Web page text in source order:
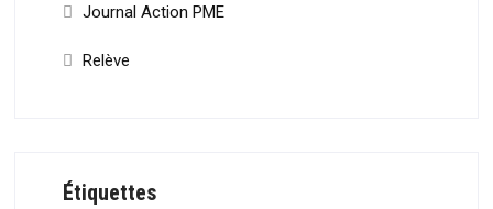
Journal Action PME
Relève
Étiquettes